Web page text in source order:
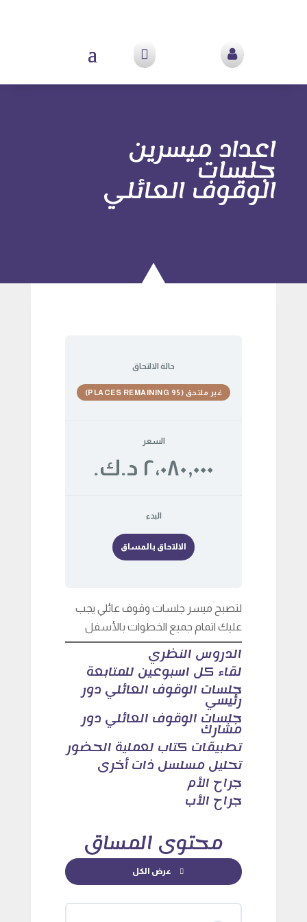


اعداد ميسرين
جلسات
الوقوف العائلي
حالة الالتحاق
غير ملتحق (95 PLACES REMAINING)
السعر
٢٬٠٨٠٫٠٠٠ د.ك.‏
البدء
الالتحاق بالمساق
لتصبح ميسر جلسات وقوف عائلي يجب
عليك اتمام جميع الخطوات بالأسفل
الدروس النظري
لقاء كل اسبوعين للمتابعة
جلسات الوقوف العائلي دور
رئيسي
جلسات الوقوف العائلي دور
مشارك
تطبيقات كتاب لعملية الحضور
تحليل مسلسل ذات أخرى
جراح الأم
جراح الأب
محتوى المساق
عرض الكل